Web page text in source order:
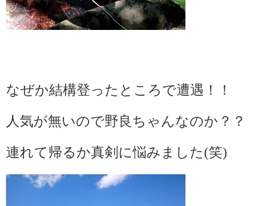
なぜか結構登ったところで遭遇！！
人気が無いので野良ちゃんなのか？？
連れて帰るか真剣に悩みました(笑)